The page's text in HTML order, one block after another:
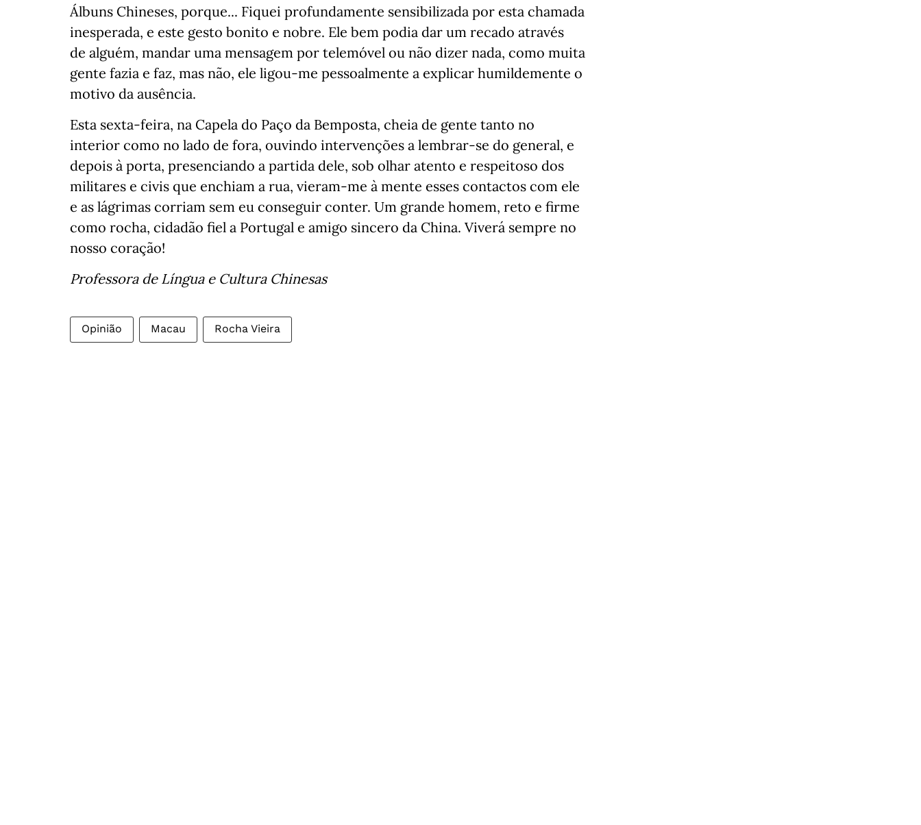
Álbuns Chineses, porque... Fiquei profundamente sensibilizada por esta chamada
inesperada, e este gesto bonito e nobre. Ele bem podia dar um recado através
de alguém, mandar uma mensagem por telemóvel ou não dizer nada, como muita
gente fazia e faz, mas não, ele ligou-me pessoalmente a explicar humildemente o
motivo da ausência.
Esta sexta-feira, na Capela do Paço da Bemposta, cheia de gente tanto no
interior como no lado de fora, ouvindo intervenções a lembrar-se do general, e
depois à porta, presenciando a partida dele, sob olhar atento e respeitoso dos
militares e civis que enchiam a rua, vieram-me à mente esses contactos com ele
e as lágrimas corriam sem eu conseguir conter. Um grande homem, reto e firme
como rocha, cidadão fiel a Portugal e amigo sincero da China. Viverá sempre no
nosso coração!
Professora de Língua e Cultura Chinesas
Opinião Macau Rocha Vieira